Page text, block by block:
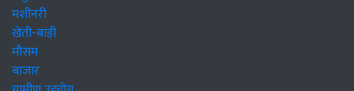
मशीनरी
खेती-बाड़ी
मौसम
बाजार